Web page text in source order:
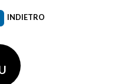
INDIETRO